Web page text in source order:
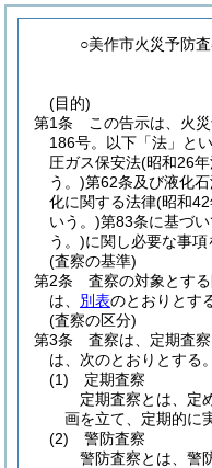
○美作市火災予防
(目的)
第1条
この告示は、火
186号。以下「法」と
圧ガス保安法(昭和26
う。)第62条及び液化
化に関する法律(昭和
いう。)第83条に基づ
う。)に関し必要な事項
(査察の基準)
第2条
査察の対象とす
は、 別表のとおりとす
(査察の区分)
第3条
査察は、定期査
は、次のとおりとする。
(1)
定期査察
定期査察とは、定
画を立て、定期的に
(2)
警防査察
警防査察とは、警